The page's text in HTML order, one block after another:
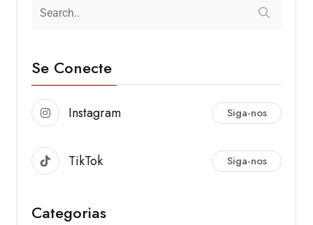
Se Conecte
Instagram Siga-nos
TikTok Siga-nos
Categorias